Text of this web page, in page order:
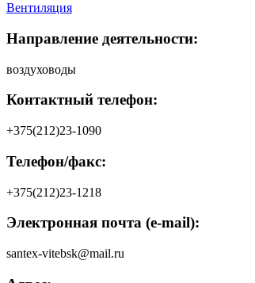
Вентиляция
Направление деятельности:
воздуховоды
Контактный телефон:
+375(212)23-1090
Телефон/факс:
+375(212)23-1218
Электронная почта (e-mail):
santex-vitebsk@mail.ru